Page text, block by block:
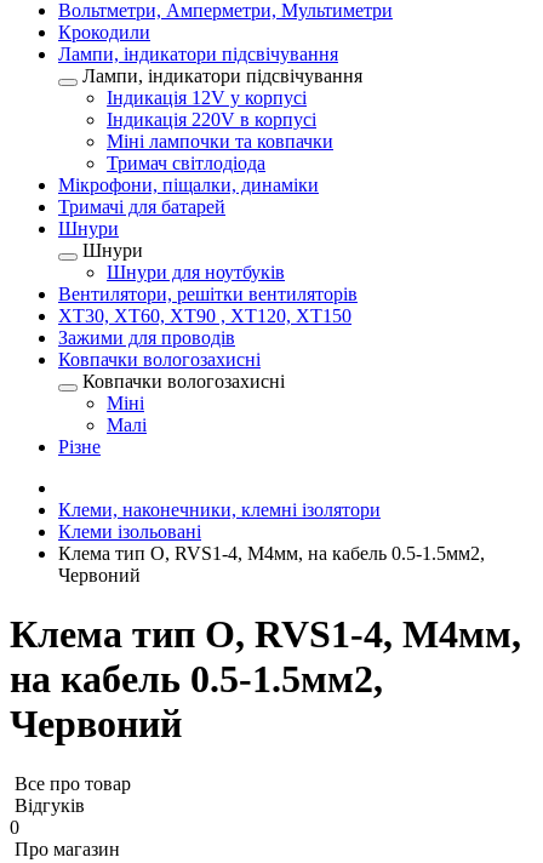
Вольтметри, Амперметри, Мультиметри
Крокодили
Лампи, індикатори підсвічування
Лампи, індикатори підсвічування
Індикація 12V у корпусі
Індикація 220V в корпусі
Міні лампочки та ковпачки
Тримач світлодіода
Мікрофони, піщалки, динаміки
Тримачі для батарей
Шнури
Шнури
Шнури для ноутбуків
Вентилятори, решітки вентиляторів
XT30, XT60, XT90 , XT120, XT150
Зажими для проводів
Ковпачки вологозахисні
Ковпачки вологозахисні
Міні
Малі
Різне
Клеми, наконечники, клемні ізолятори
Клеми ізольовані
Клема тип О, RVS1-4, М4мм, на кабель 0.5-1.5мм2,
Червоний
Клема тип О, RVS1-4, М4мм,
на кабель 0.5-1.5мм2,
Червоний
Все про товар
Відгуків
0
Про магазин